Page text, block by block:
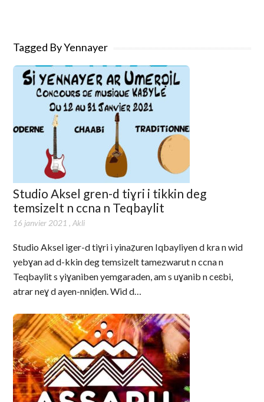
Tagged By Yennayer
Studio Aksel gren-d tiɣri i tikkin deg
temsizelt n ccna n Teqbaylit
16 janvier 2021 ,Akli
Studio Aksel iger-d tiɣri i yinaẓuren Iqbayliyen d kra n wid
yebɣan ad d-kkin deg temsizelt tamezwarut n ccna n
Teqbaylit s yiɣaniben yemgaraden, am s uɣanib n ceɛbi,
atrar neɣ d ayen-nniḍen. Wid d…